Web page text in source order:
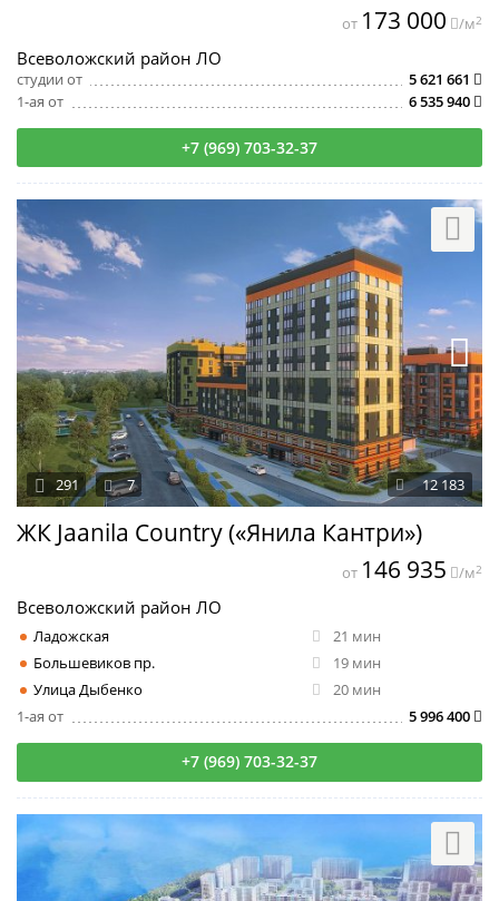
Всеволожский район ЛО
студии от
5 621 661
1-ая от
6 535 940
от 173 000 /м2
+7 (969) 703-32-37
ЖК Jaanila Country («Янила Кантри»)
12 183
291 7
Всеволожский район ЛО
Ладожская
21 мин
Большевиков пр.
19 мин
Улица Дыбенко
20 мин
1-ая от
5 996 400
от 146 935 /м2
+7 (969) 703-32-37